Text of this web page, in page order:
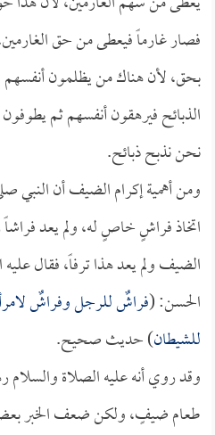
فصار غارماً فيعطى من حق
بحق، لأن هناك من يظلمون
الذبائح فيرهقون أنفسهم ثم
نحن نذبح ذبائح.
ومن أهمية إكرام الضيف أن
اتخاذ فراشٍ خاصٍ له، ولم يعد
الضيف ولم يعد هذا ترفاً، فقال
الحسن: (فراشٌ للرجل وفراشٌ
للشيطان) حديث صحيح.
وقد روي أنه عليه الصلاة
طعام ضيفٍ، ولكن ضعف الخبر